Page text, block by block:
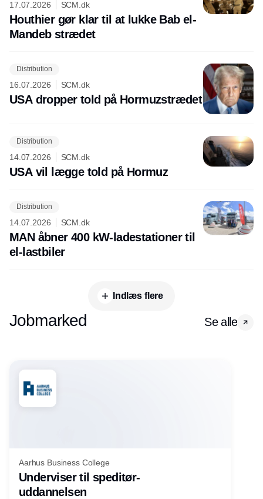
17.07.2026 SCM.dk
Houthier gør klar til at lukke Bab el-
Mandeb strædet
Distribution
16.07.2026 SCM.dk
USA dropper told på Hormuzstrædet
Distribution
14.07.2026 SCM.dk
USA vil lægge told på Hormuz
Distribution
14.07.2026 SCM.dk
MAN åbner 400 kW-ladestationer til
el-lastbiler
Indlæs flere
Jobmarked Se alle
Aarhus Business College
Underviser til speditør-
uddannelsen